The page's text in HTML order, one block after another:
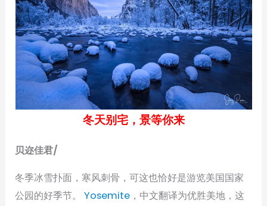
冬天别宅，景等你来
贝迩佳君/
冬季冰雪扑面，寒风刺骨，可这也恰好是游览美国国家
公园的好季节。Yosemite ，中文翻译为优胜美地，这